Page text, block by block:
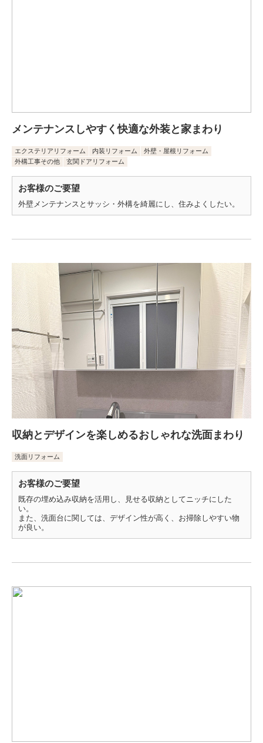
メンテナンスしやすく快適な外装と家まわり
エクステリアリフォーム 内装リフォーム
外壁・屋根リフォーム
外構工事その他
玄関ドアリフォーム
お客様のご要望
外壁メンテナンスとサッシ・外構を綺麗にし、住みよくしたい。
収納とデザインを楽しめるおしゃれな洗面まわり
洗面リフォーム
お客様のご要望
既存の埋め込み収納を活用し、見せる収納としてニッチにした
い。
また、洗面台に関しては、デザイン性が高く、お掃除しやすい物
が良い。